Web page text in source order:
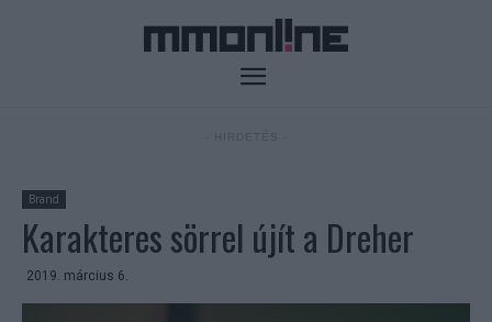
Brand
Karakteres sörrel újít a Dreher
2019. március 6.